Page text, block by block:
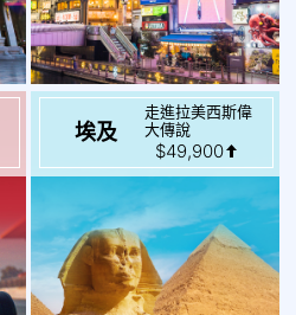
埃及
走進拉美西斯偉
大傳說
$49,900